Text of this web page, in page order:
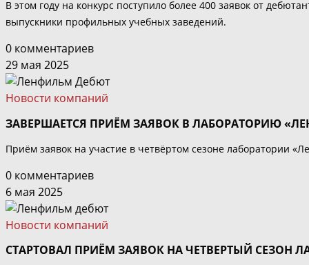
В этом году на конкурс поступило более 400 заявок от
выпускники профильных учебных заведений.
0 комментариев
29 мая 2025
Новости компаний
ЗАВЕРШАЕТСЯ ПРИЁМ ЗАЯВОК В ЛАБОРАТОРИЮ
Приём заявок на участие в четвёртом сезоне лаборатории
0 комментариев
6 мая 2025
Новости компаний
СТАРТОВАЛ ПРИЁМ ЗАЯВОК НА ЧЕТВЕРТЫЙ СЕЗОН